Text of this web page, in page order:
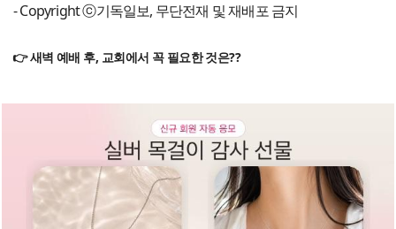
- Copyright ⓒ기독일보, 무단전재 및 재배포 금지
👉 새벽 예배 후, 교회에서 꼭 필요한 것은??